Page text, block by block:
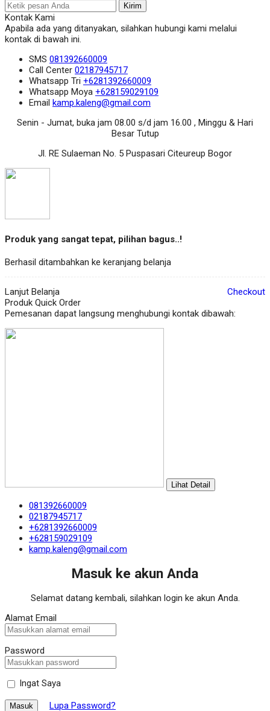
Kirim
Kontak Kami
Apabila ada yang ditanyakan, silahkan hubungi kami melalui
kontak di bawah ini.
SMS 081392660009
Call Center 02187945717
Whatsapp Tri +6281392660009
Whatsapp Moya +628159029109
Email kamp.kaleng@gmail.com
Senin - Jumat, buka jam 08.00 s/d jam 16.00 , Minggu & Hari
Besar Tutup
Jl. RE Sulaeman No. 5 Puspasari Citeureup Bogor
Produk yang sangat tepat, pilihan bagus..!
Berhasil ditambahkan ke keranjang belanja
Lanjut Belanja
Checkout
Produk Quick Order
Pemesanan dapat langsung menghubungi kontak dibawah:
Lihat Detail
081392660009
02187945717
+6281392660009
+628159029109
kamp.kaleng@gmail.com
Masuk ke akun Anda
Selamat datang kembali, silahkan login ke akun Anda.
Alamat Email
Password
Ingat Saya
Masuk Lupa Password?